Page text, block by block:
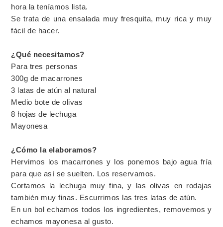
hora la teníamos lista.
Se trata de una ensalada muy fresquita, muy rica y muy
fácil de hacer.
¿Qué necesitamos?
Para tres personas
300g de macarrones
3 latas de atún al natural
Medio bote de olivas
8 hojas de lechuga
Mayonesa
¿Cómo la elaboramos?
Hervimos los macarrones y los ponemos bajo agua fría
para que así se suelten. Los reservamos.
Cortamos la lechuga muy fina, y las olivas en rodajas
también muy finas. Escurrimos las tres latas de atún.
En un bol echamos todos los ingredientes, removemos y
echamos mayonesa al gusto.